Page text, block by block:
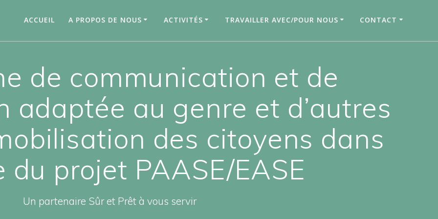
ACCUEIL A PROPOS DE NOUS ACTIVITÉS TRAVAILLER AVEC/POUR NOUS CONTACT
de communication et de
adaptée au genre et d’autres
des citoyens dans
du projet PAASE/EASE
Un partenaire Sûr et Prêt à vous servir